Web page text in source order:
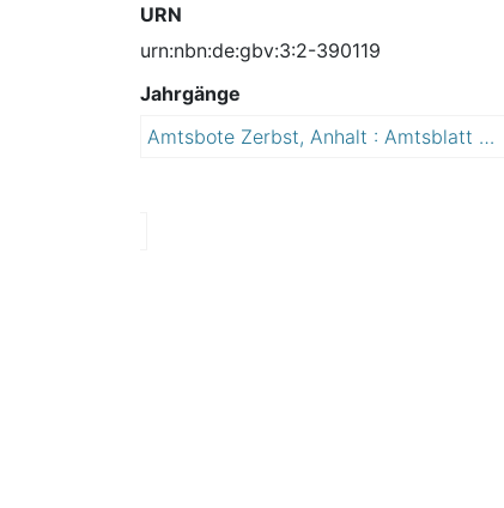
URN
urn:nbn:de:gbv:3:2-390119
Jahrgänge
Amtsbote Zerbst, Anhalt : Amtsblatt der Stadt Zerbst, Anhalt und ihrer Ortsteile